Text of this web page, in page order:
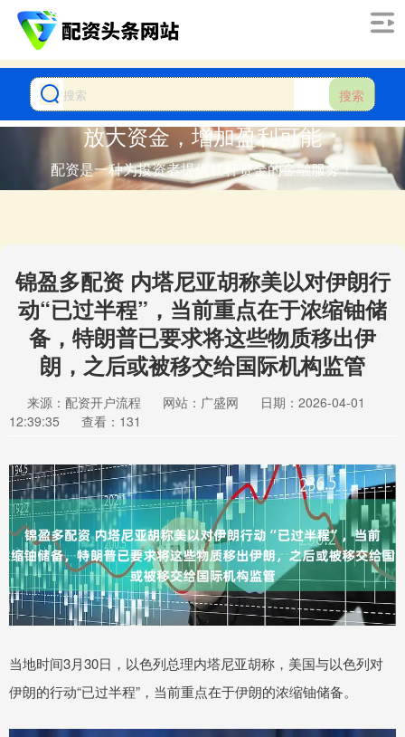
搜索
放大资金，增加盈利可能
配资是一种为投资者提供杠杆资金的金融服务！
锦盈多配资 内塔尼亚胡称美以对伊朗行
动“已过半程”，当前重点在于浓缩铀储
备，特朗普已要求将这些物质移出伊
朗，之后或被移交给国际机构监管
来源：配资开户流程 网站：广盛网
日期：2026-04-01
12:39:35
查看：131
当地时间3月30日，以色列总理内塔尼亚胡称，美国与以色列对
伊朗的行动“已过半程”，当前重点在于伊朗的浓缩铀储备。